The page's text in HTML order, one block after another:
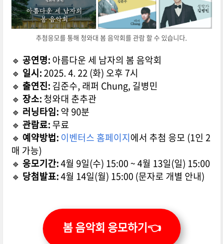
추첨응모를 통해 청와대 봄 음악회를 관람 할 수 있습니다.
🔹 공연명:아름다운 세 남자의 봄 음악회
🔹 일시:2025. 4. 22 (화) 오후 7시
🔹 출연진:김준수, 래퍼 Chung, 길병민
🔹 장소:청와대 춘추관
🔹 러닝타임:약 90분
🔹 관람료:무료
🔹 예약방법:이벤터스 홈페이지에서 추첨 응모 (1인 2
매 가능)
🔹 응모기간:4월 9일(수) 15:00 ~ 4월 13일(일) 15:00
🔹 당첨발표:4월 14일(월) 15:00 (문자로 개별 안내)
봄 음악회 응모하기👈